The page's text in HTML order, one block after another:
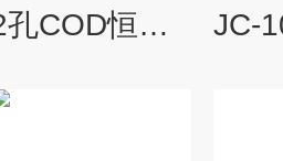
JC-101系列12孔COD恒温加热器